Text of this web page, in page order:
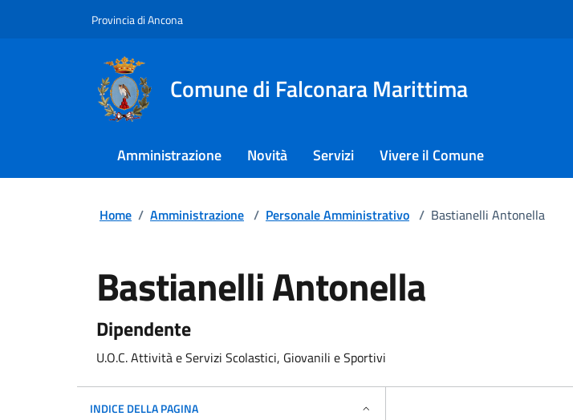
Provincia di Ancona
Comune di Falconara Marittima
Amministrazione Novità Servizi Vivere il Comune
Home / Amministrazione / Personale Amministrativo / Bastianelli Antonella
Bastianelli Antonella
Dipendente
U.O.C. Attività e Servizi Scolastici, Giovanili e Sportivi
INDICE DELLA PAGINA